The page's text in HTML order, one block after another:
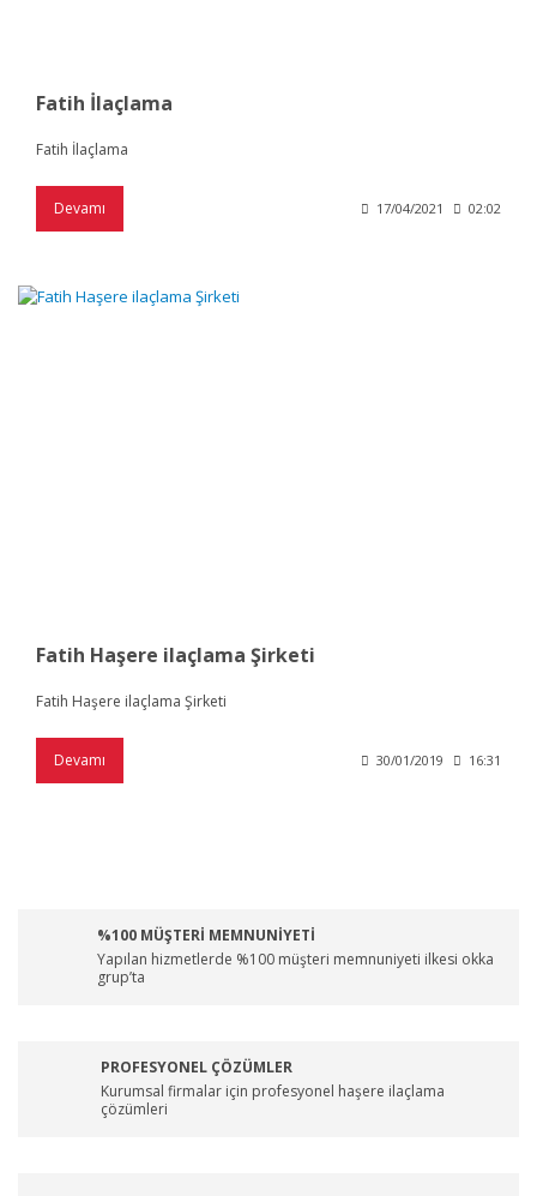
Fatih İlaçlama
Fatih İlaçlama
Devamı 17/04/2021 02:02
Fatih Haşere ilaçlama Şirketi
Fatih Haşere ilaçlama Şirketi
Devamı 30/01/2019 16:31
%100 MÜŞTERİ MEMNUNİYETİ
Yapılan hizmetlerde %100 müşteri memnuniyeti ilkesi okka
grup’ta
PROFESYONEL ÇÖZÜMLER
Kurumsal firmalar için profesyonel haşere ilaçlama
çözümleri